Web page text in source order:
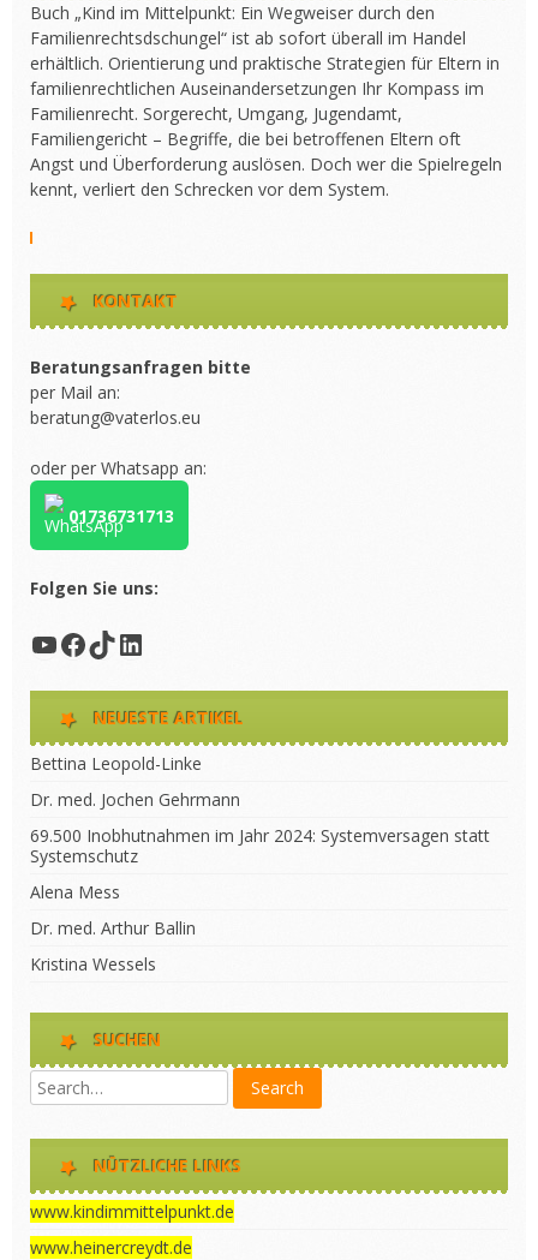
Buch „Kind im Mittelpunkt: Ein Wegweiser durch den
Familienrechtsdschungel“ ist ab sofort überall im Handel
erhältlich. Orientierung und praktische Strategien für Eltern in
familienrechtlichen Auseinandersetzungen Ihr Kompass im
Familienrecht. Sorgerecht, Umgang, Jugendamt,
Familiengericht – Begriffe, die bei betroffenen Eltern oft
Angst und Überforderung auslösen. Doch wer die Spielregeln
kennt, verliert den Schrecken vor dem System.
KONTAKT
Beratungsanfragen bitte
per Mail an:
beratung@vaterlos.eu
oder per Whatsapp an:
01736731713
Folgen Sie uns:
YouTube
Facebook
TikTok
LinkedIn
NEUESTE ARTIKEL
Bettina Leopold-Linke
Dr. med. Jochen Gehrmann
69.500 Inobhutnahmen im Jahr 2024: Systemversagen statt
Systemschutz
Alena Mess
Dr. med. Arthur Ballin
Kristina Wessels
SUCHEN
NÜTZLICHE LINKS
www.kindimmittelpunkt.de
www.heinercreydt.de